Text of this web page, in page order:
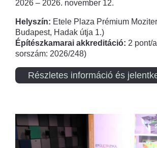
2026 – 2026. november 12.
Helyszín: Etele Plaza Prémium
Budapest, Hadak útja 1.)
Építészkamarai akkreditáció: 2 pont/
sorszám: 2026/248)
Részletes információ és